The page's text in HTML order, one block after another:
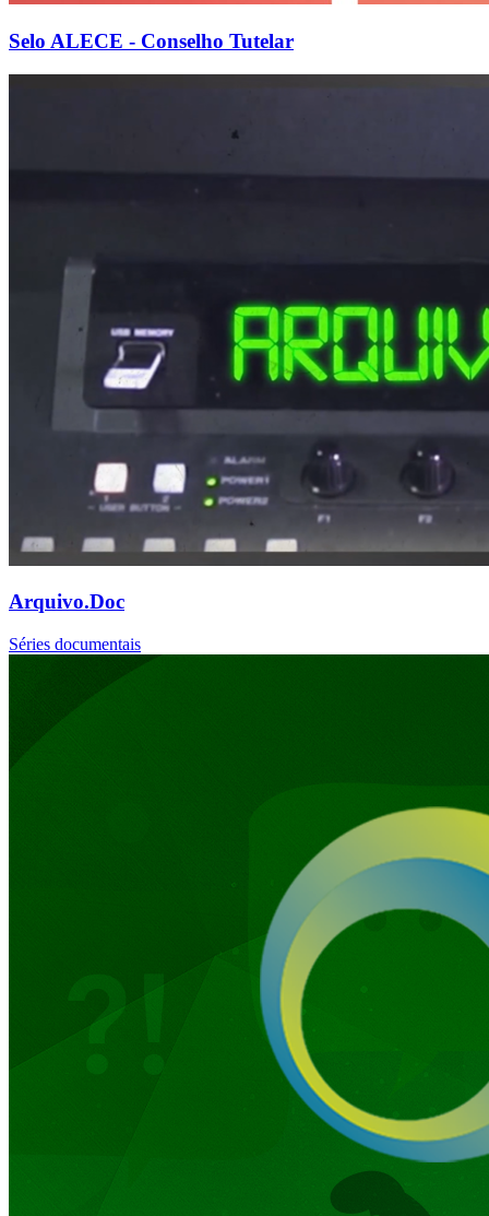
Selo ALECE - Conselho Tutelar
Arquivo.Doc
Séries documentais